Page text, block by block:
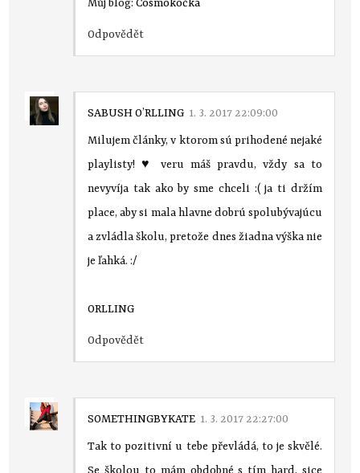
Můj blog:Cosmokočka
Odpovědět
SABUSH O’RLLING 1. 3. 2017 22:09:00
Milujem články, v ktorom sú prihodené nejaké
playlisty! ♥ veru máš pravdu, vždy sa to
nevyvíja tak ako by sme chceli :( ja ti držím
place, aby si mala hlavne dobrú spolubývajúcu
a zvládla školu, pretože dnes žiadna výška nie
je ľahká. :/
ORLLING
Odpovědět
SOMETHINGBYKATE 1. 3. 2017 22:27:00
Tak to pozitivní u tebe převládá, to je skvělé.